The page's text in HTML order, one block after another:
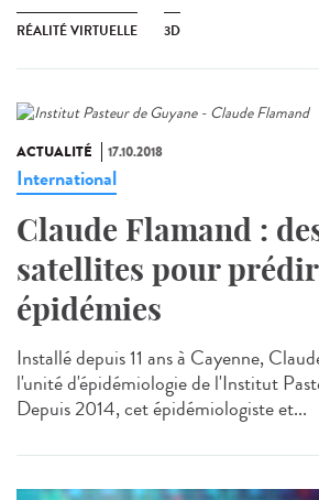
RÉALITÉ VIRTUELLE 3D
ACTUALITÉ 17.10.2018
International
Claude Flamand :
satellites pour
épidémies
Installé depuis 11 ans à Cayenne,
l'unité d'épidémiologie de l'Institut
Depuis 2014, cet épidémiologiste et...